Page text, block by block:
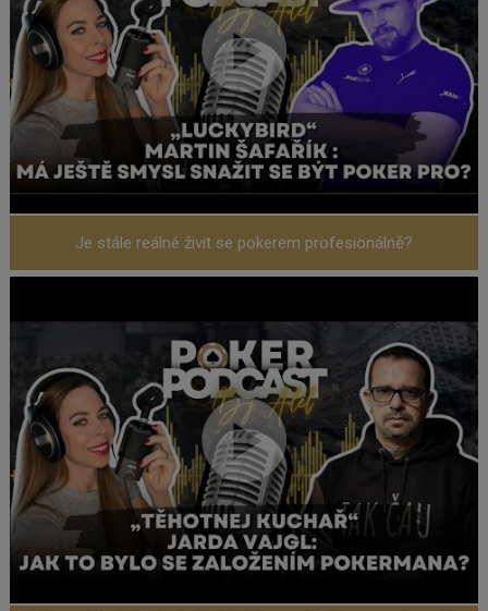
Je stále reálné živit se pokerem profesionálně?